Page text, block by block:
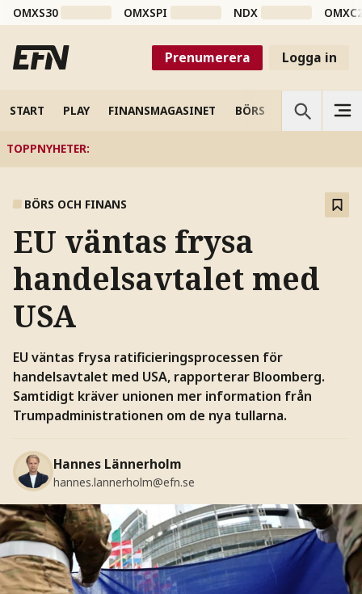
OMXS30 OMXSPI NDX
Prenumerera Logga in
START PLAY FINANSMAGASINET BÖRS VETENSKAP
TOPPNYHETER:
BÖRS OCH FINANS
EU väntas frysa
handelsavtalet med
USA
EU väntas frysa ratificieringsprocessen för
handelsavtalet med USA, rapporterar Bloomberg.
Samtidigt kräver unionen mer information från
Trumpadministrationen om de nya tullarna.
Hannes Lännerholm
hannes.lannerholm@efn.se